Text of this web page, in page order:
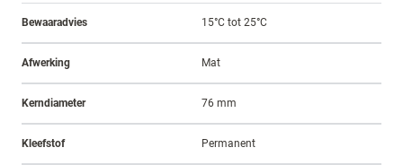
Bewaaradvies 15°C tot 25°C
Afwerking Mat
Kerndiameter 76 mm
Kleefstof Permanent